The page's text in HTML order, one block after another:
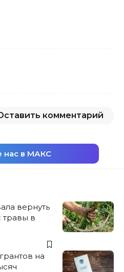
комментарий
нас в МАКС
вернуть
травы в
на